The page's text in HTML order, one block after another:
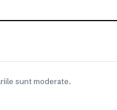
sunt moderate.